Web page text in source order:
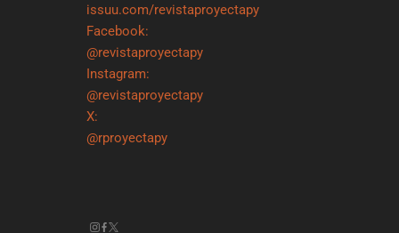
issuu.com/revistaproyectapy
Facebook:
@revistaproyectapy
Instagram:
@revistaproyectapy
X:
@rproyectapy